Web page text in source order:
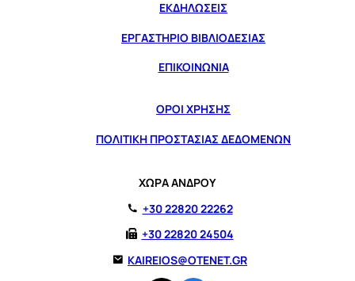
ΕΚΔΗΛΩΣΕΙΣ
ΕΡΓΑΣΤΗΡΙΟ ΒΙΒΛΙΟΔΕΣΙΑΣ
ΕΠΙΚΟΙΝΩΝΙΑ
ΟΡΟΙ ΧΡΗΣΗΣ
ΠΟΛΙΤΙΚΗ ΠΡΟΣΤΑΣΙΑΣ ΔΕΔΟΜΕΝΩΝ
ΧΩΡΑ ΑΝΔΡΟΥ
+30 22820 22262
+30 22820 24504
KAIREIOS@OTENET.GR